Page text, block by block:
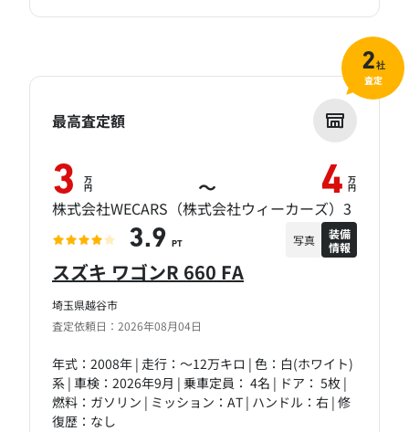
埼玉県越谷市
査定依頼日：2026年08月04日
スズキ ワゴンR 660 FA
年式：2008年 | 走行：～12万キロ | 色：白(ホワイト)
系 | 車検：2026年9月 | 乗車定員： 4名 | ドア： 5枚 |
燃料：ガソリン | ミッション：AT | ハンドル：右 | 修
復歴：なし
最高査定額
3 万
円 ～ 4 万
円
株式会社WECARS（株式会社ウィーカーズ）3
3.9 PT 写真
装備
情報
2社
査定